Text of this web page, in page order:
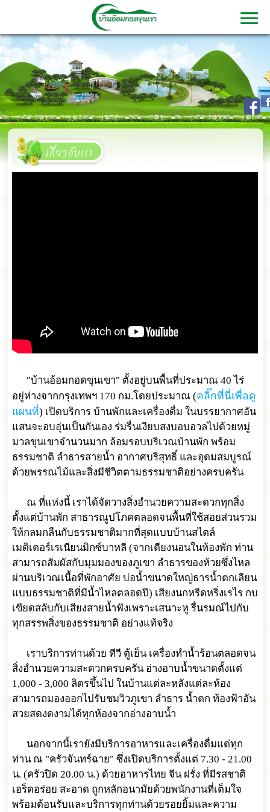
"บ้านอ้อมกอดขุนเขา" ตั้งอยู่บนพื้นที่ประมาณ 40 ไร่
อยู่ห่างจากกรุงเทพฯ 170 กม.โดยประมาณ (คลิ๊กที่นี่เพื่อดู
แผนที่) เปิดบริการ บ้านพักและเครื่องดื่ม ในบรรยากาศอัน
แสนจะอบอุ่นเป็นกันเอง ร่มรื่นเงียบสงบอบอวลไปด้วยหมู่
มวลขุนเขาจำนวนมาก ล้อมรอบบริเวณบ้านพัก พร้อม
ธรรมชาติ ลำธารสายน้ำ อากาศบริสุทธิ์ และอุดมสมบูรณ์
ด้วยพรรณไม้และสิ่งมีชีวิตตามธรรมชาติอย่างครบครัน
ณ ที่แห่งนี้ เราได้จัดวางสิ่งอำนวยความสะดวกทุกสิ่ง
ตั้งแต่บ้านพัก สาธารณูปโภคตลอดจนพื้นที่ใช้สอยส่วนรวม
ให้กลมกลืนกับธรรมชาติมากที่สุดแบบบ้านสไตล์
เมดิเตอร์เรเนียนมิกซ์บาหลี (จากเตียงนอนในห้องพัก ท่าน
สามารถสัมผัสกับมุมมองของภูเขา ลำธารของห้วยซึ่งไหล
ผ่านบริเวณเนื้อที่พักอาศัย บ่อน้ำขนาดใหญ่ธารน้ำตกเลียน
แบบธรรมชาติที่มีน้ำไหลตลอดปี) เสียงนกหรีดหริ่งเรไร กบ
เขียดสลับกับเสียงสายน้ำฟังเพราะเสนาะหู รื่นรมณ์ไปกับ
ทุกสรรพสิ่งของธรรมชาติ อย่างแท้จริง
เราบริการท่านด้วย ทีวี ตู้เย็น เครื่องทำน้ำร้อนตลอดจน
สิ่งอำนวยความสะดวกครบครัน อ่างอาบน้ำขนาดตั้งแต่
1,000 - 3,000 ลิตรขึ้นไป ในบ้านแต่ละหลังแต่ละห้อง
สามารถมองออกไปรับชมวิวภูเขา ลำธาร น้ำตก ท้องฟ้าอัน
สวยสดงดงามได้ทุกห้องจากอ่างอาบน้ำ
นอกจากนี้เรายังมีบริการอาหารและเครื่องดื่มแด่ทุก
ท่าน ณ "ครัวจันทร์ฉาย" ซึ่งเปิดบริการตั้งแต่ 7.30 - 21.00
น. (ครัวปิด 20.00 น.) ด้วยอาหารไทย จีน ฝรั่ง ที่มีรสชาติ
เอร็ดอร่อย สะอาด ถูกหลักอนามัยด้วยพนักงานที่เต็มใจ
พร้อมต้อนรับและบริการทุกท่านด้วยรอยยิ้มและความ